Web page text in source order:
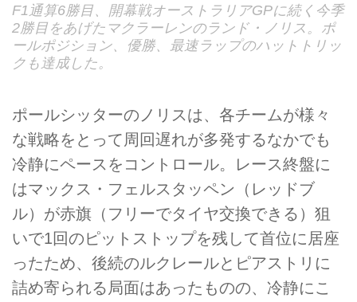
F1通算6勝目、開幕戦オーストラリアGPに続く今季
2勝目をあげたマクラーレンのランド・ノリス。ポ
ールポジション、優勝、最速ラップのハットトリッ
クも達成した。
ポールシッターのノリスは、各チームが様々
な戦略をとって周回遅れが多発するなかでも
冷静にペースをコントロール。レース終盤に
はマックス・フェルスタッペン（レッドブ
ル）が赤旗（フリーでタイヤ交換できる）狙
いで1回のピットストップを残して首位に居座
ったため、後続のルクレールとピアストリに
詰め寄られる局面はあったものの、冷静にこ